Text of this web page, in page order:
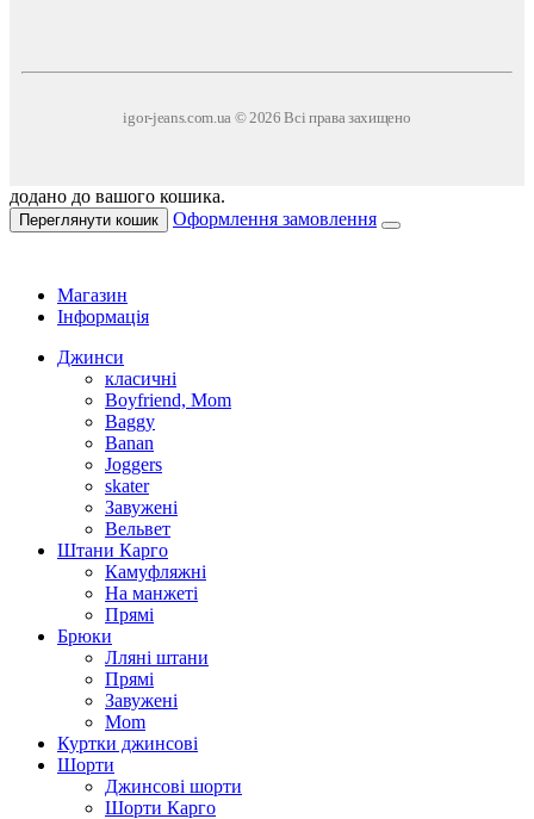
igor-jeans.com.ua © 2026 Всі права захищено
додано до вашого кошика.
Переглянути кошик Оформлення замовлення
Магазин
Інформація
Джинси
класичні
Boyfriend, Mom
Baggy
Banan
Joggers
skater
Завужені
Вельвет
Штани Карго
Камуфляжні
На манжеті
Прямі
Брюки
Лляні штани
Прямі
Завужені
Mom
Куртки джинсові
Шорти
Джинсові шорти
Шорти Карго